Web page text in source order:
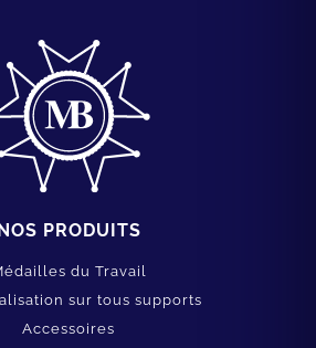
NOS PRODUITS
du Travail
sur tous supports
Accessoires